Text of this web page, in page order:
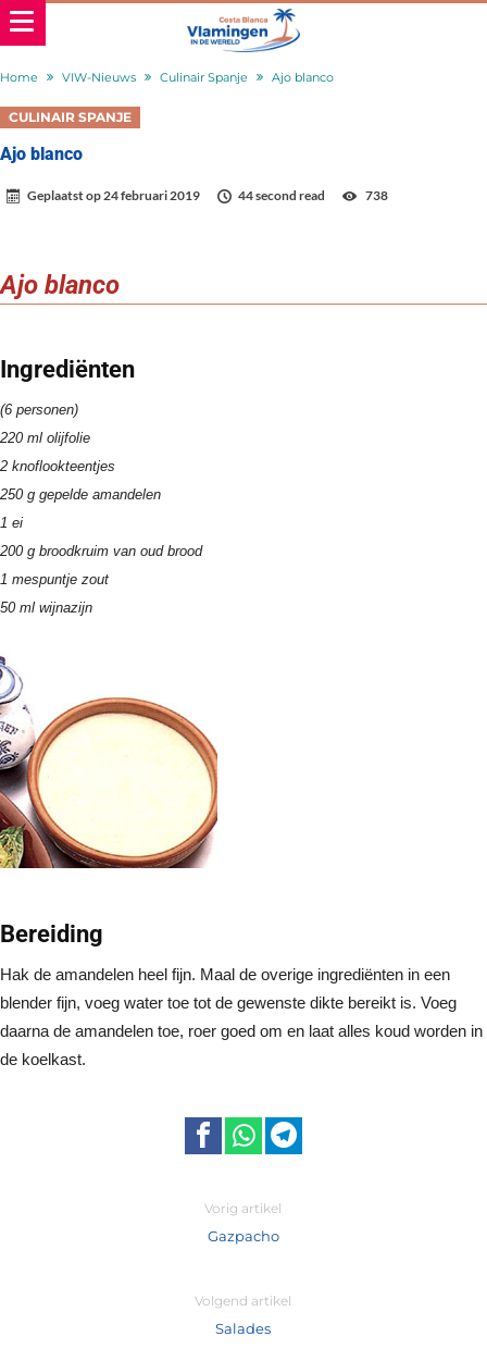
Home VIW-Nieuws Culinair Spanje Ajo blanco
CULINAIR SPANJE
Ajo blanco
Geplaatst op24 februari 2019 44 second read 738
Ajo blanco
Ingrediënten
(6 personen)
220 ml olijfolie
2 knoflookteentjes
250 g gepelde amandelen
1 ei
200 g broodkruim van oud brood
1 mespuntje zout
50 ml wijnazijn
Bereiding
Hak de amandelen heel fijn. Maal de overige ingrediënten in een
blender fijn, voeg water toe tot de gewenste dikte bereikt is. Voeg
daarna de amandelen toe, roer goed om en laat alles koud worden in
de koelkast.
Vorig artikel
Gazpacho
Volgend artikel
Salades